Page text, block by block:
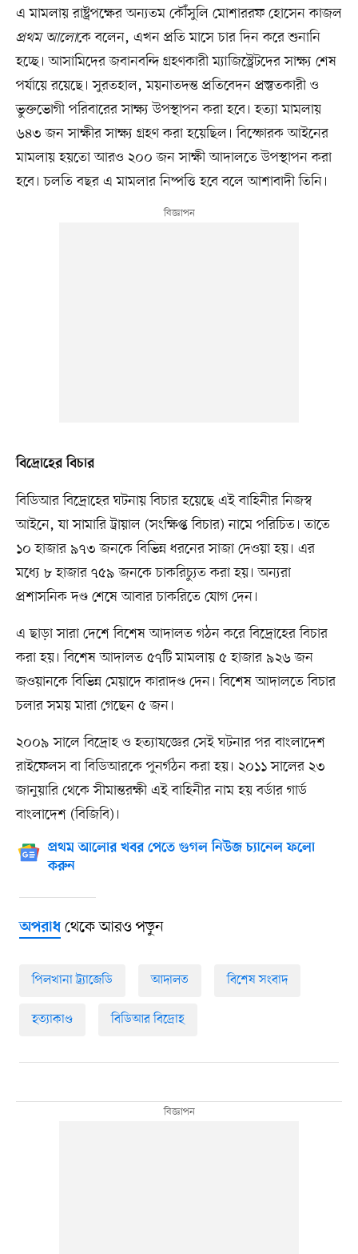
এ মামলায় রাষ্ট্রপক্ষের অন্যতম কৌঁসুলি মোশাররফ হোসেন কাজল
প্রথম আলোকে বলেন, এখন প্রতি মাসে চার দিন করে শুনানি
হচ্ছে। আসামিদের জবানবন্দি গ্রহণকারী ম্যাজিস্ট্রেটদের সাক্ষ্য শেষ
পর্যায়ে রয়েছে। সুরতহাল, ময়নাতদন্ত প্রতিবেদন প্রস্তুতকারী ও
ভুক্তভোগী পরিবারের সাক্ষ্য উপস্থাপন করা হবে। হত্যা মামলায়
৬৪৩ জন সাক্ষীর সাক্ষ্য গ্রহণ করা হয়েছিল। বিস্ফোরক আইনের
মামলায় হয়তো আরও ২০০ জন সাক্ষী আদালতে উপস্থাপন করা
হবে। চলতি বছর এ মামলার নিষ্পত্তি হবে বলে আশাবাদী তিনি।
বিদ্রোহের বিচার
বিডিআর বিদ্রোহের ঘটনায় বিচার হয়েছে এই বাহিনীর নিজস্ব
আইনে, যা সামারি ট্রায়াল (সংক্ষিপ্ত বিচার) নামে পরিচিত। তাতে
১০ হাজার ৯৭৩ জনকে বিভিন্ন ধরনের সাজা দেওয়া হয়। এর
মধ্যে ৮ হাজার ৭৫৯ জনকে চাকরিচ্যুত করা হয়। অন্যরা
প্রশাসনিক দণ্ড শেষে আবার চাকরিতে যোগ দেন।
এ ছাড়া সারা দেশে বিশেষ আদালত গঠন করে বিদ্রোহের বিচার
করা হয়। বিশেষ আদালত ৫৭টি মামলায় ৫ হাজার ৯২৬ জন
জওয়ানকে বিভিন্ন মেয়াদে কারাদণ্ড দেন। বিশেষ আদালতে বিচার
চলার সময় মারা গেছেন ৫ জন।
২০০৯ সালে বিদ্রোহ ও হত্যাযজ্ঞের সেই ঘটনার পর বাংলাদেশ
রাইফেলস বা বিডিআরকে পুনর্গঠন করা হয়। ২০১১ সালের ২৩
জানুয়ারি থেকে সীমান্তরক্ষী এই বাহিনীর নাম হয় বর্ডার গার্ড
বাংলাদেশ (বিজিবি)।
প্রথম আলোর খবর পেতে গুগল নিউজ চ্যানেল ফলো
করুন
অপরাধথেকে আরও পড়ুন
পিলখানা ট্র্যাজেডি আদালত বিশেষ সংবাদ
হত্যাকাণ্ড বিডিআর বিদ্রোহ